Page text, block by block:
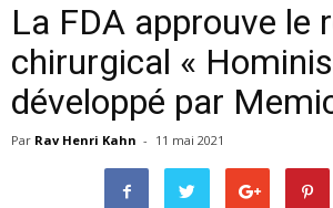
La FDA approuve le
chirurgical «
développé par
Par Rav Henri Kahn - 11 mai 2021